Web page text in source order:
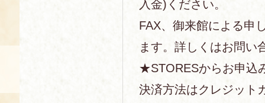
入金)ください。
FAX、御来館による申
ます。詳しくはお問い
★STORESからお申込
決済方法はクレジット